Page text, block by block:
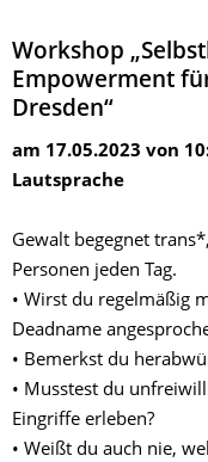
Workshop
Empowerment
Dresden“
am 17.05.2023 von
Lautsprache
Gewalt begegnet
Personen jeden Tag.
• Wirst du regelmäßig
Deadname
• Bemerkst du
• Musstest du
Eingriffe erleben?
• Weißt du auch nie,